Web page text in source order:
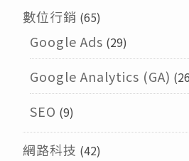
數位行銷 (65)
Google Ads (29)
Google Analytics (GA)
SEO (9)
網路科技 (42)